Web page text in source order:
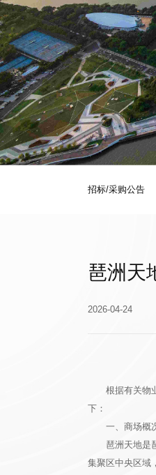
招标/采购公告
琶洲天
2026-04-24
根据有关物
下：
一、商场概
琶洲天地是
集聚区中央区域